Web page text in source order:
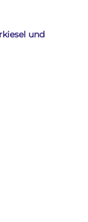
und